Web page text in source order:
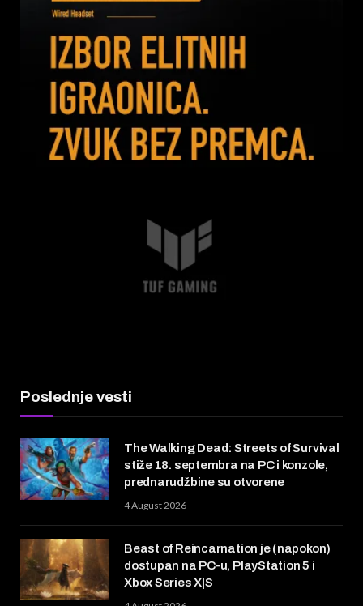
Poslednje vesti
The Walking Dead: Streets of Survival
stiže 18. septembra na PC i konzole,
prednarudžbine su otvorene
4 August 2026
Beast of Reincarnation je (napokon)
dostupan na PC-u, PlayStation 5 i
Xbox Series X|S